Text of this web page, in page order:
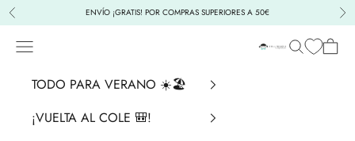
Ir al contenido
Anterior ENVÍO ¡GRATIS! POR COMPRAS SUPERIORES A 50€
La Chata
Menú BuscarCesta
TODO PARA VERANO ☀️🏖️
¡VUELTA AL COLE 🎒!